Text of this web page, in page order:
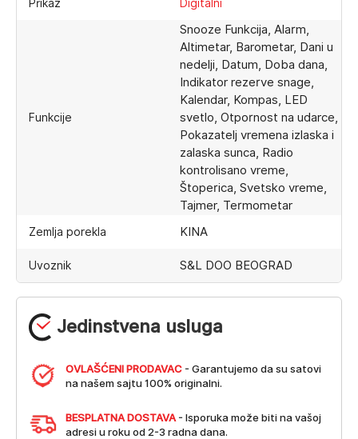
Jedinstvena usluga
OVLAŠĆENI PRODAVAC - Garantujemo da su satovi
na našem sajtu 100% originalni.
BESPLATNA DOSTAVA - Isporuka može biti na vašoj
adresi u roku od 2-3 radna dana.
Prikaz Digitalni
Funkcije
Snooze Funkcija, Alarm,
Altimetar, Barometar, Dani u
nedelji, Datum, Doba dana,
Indikator rezerve snage,
Kalendar, Kompas, LED
svetlo, Otpornost na udarce,
Pokazatelj vremena izlaska i
zalaska sunca, Radio
kontrolisano vreme,
Štoperica, Svetsko vreme,
Tajmer, Termometar
Zemlja porekla KINA
Uvoznik S&L DOO BEOGRAD